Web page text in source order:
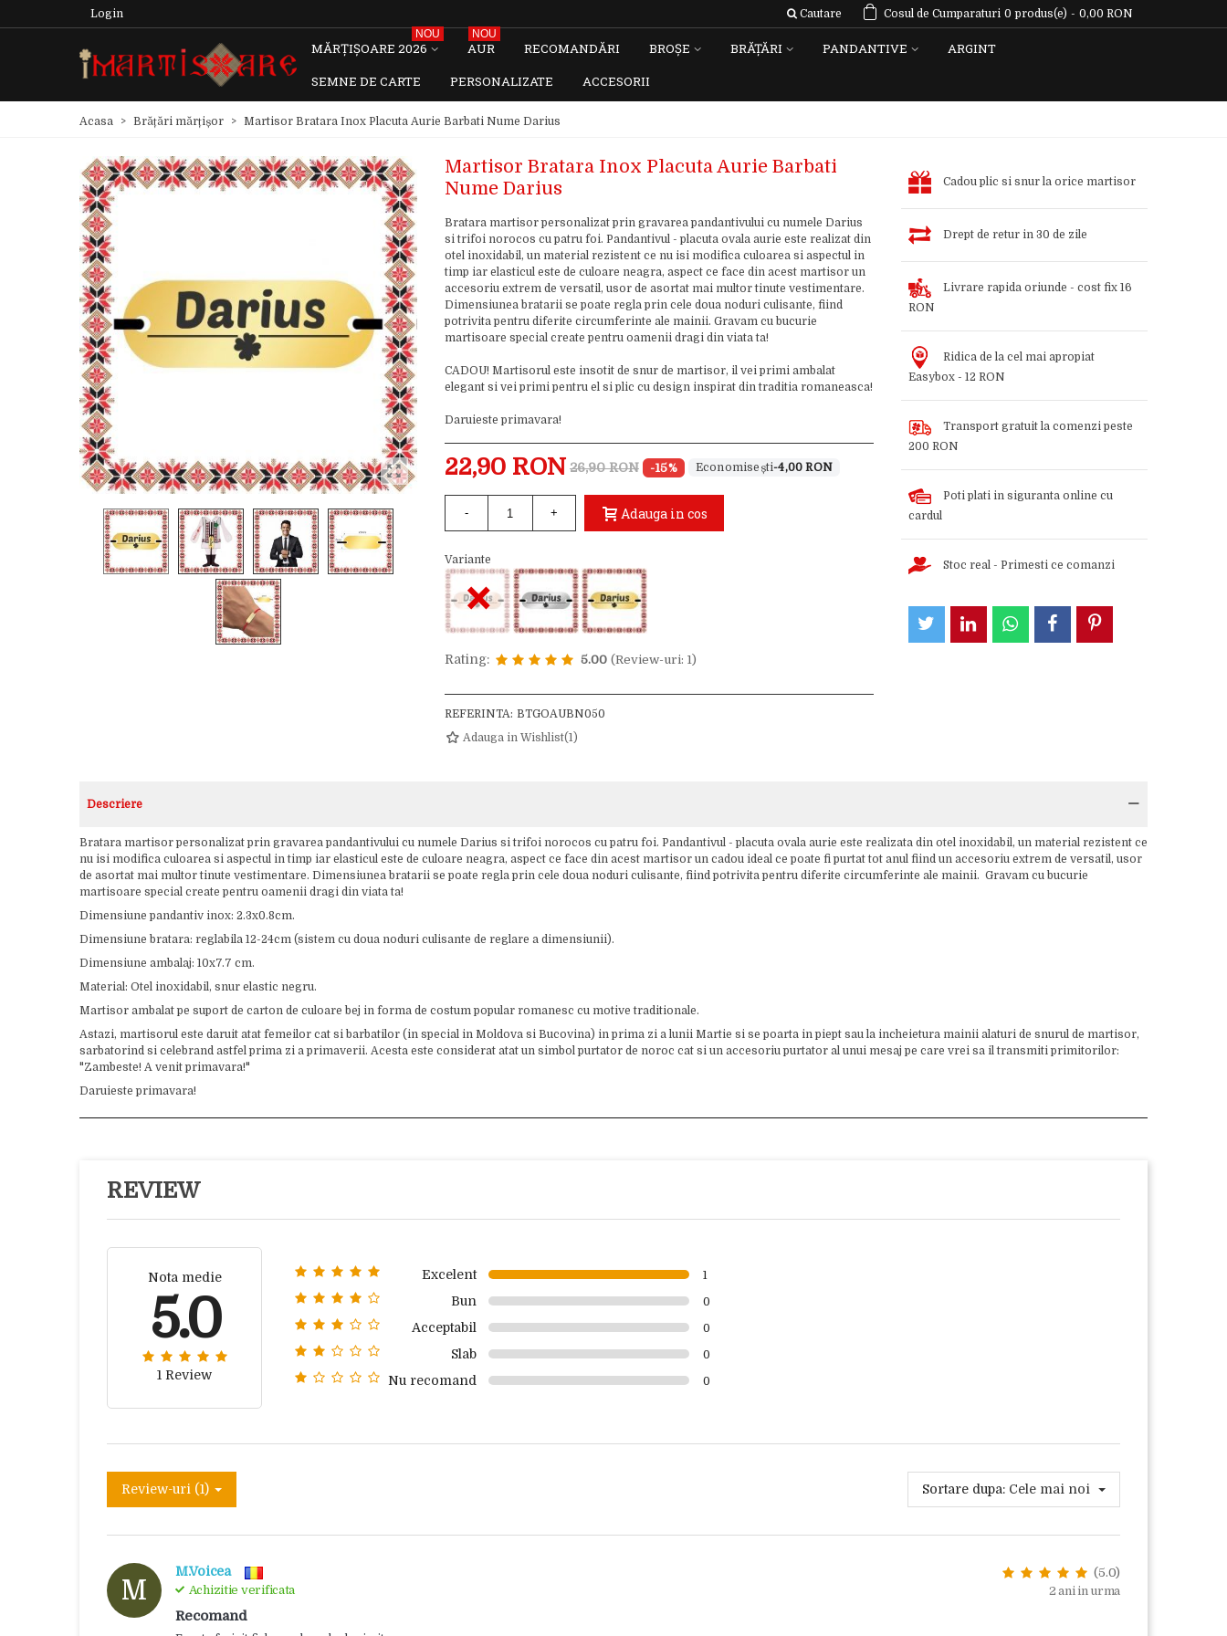
Login Cautare Cosul de Cumparaturi 0 produs(e) - 0,00 RON
MĂRȚIȘOARE 2026
NOU
AUR
NOU
RECOMANDĂRI BROȘE BRĂȚĂRI PANDANTIVE
ARGINT
SEMNE DE CARTE
PERSONALIZATE ACCESORII
Acasa > Brățări mărțișor > Martisor Bratara Inox Placuta Aurie Barbati Nume Darius
Martisor Bratara Inox Placuta Aurie Barbati
Nume Darius
Bratara martisor personalizat prin gravarea pandantivului cu numele Darius
si trifoi norocos cu patru foi. Pandantivul - placuta ovala aurie este realizat din
otel inoxidabil, un material rezistent ce nu isi modifica culoarea si aspectul in
timp iar elasticul este de culoare neagra, aspect ce face din acest martisor un
accesoriu extrem de versatil, usor de asortat mai multor tinute vestimentare.
Dimensiunea bratarii se poate regla prin cele doua noduri culisante, fiind
potrivita pentru diferite circumferinte ale mainii. Gravam cu bucurie
martisoare special create pentru oamenii dragi din viata ta!
CADOU! Martisorul este insotit de snur de martisor, il vei primi ambalat
elegant si vei primi pentru el si plic cu design inspirat din traditia romaneasca!
Daruieste primavara!
22,90 RON 26,90 RON -15% -4,00 RON
- + Adauga in cos
Variante
×
Rating: 5.00 (Review-uri: 1)
REFERINTA: BTGOAUBN050
Adauga in Wishlist(1)
Cadou plic si snur la orice martisor
Drept de retur in 30 de zile
Livrare rapida oriunde - cost fix 16
RON
Ridica de la cel mai apropiat
Easybox - 12 RON
Transport gratuit la comenzi peste
200 RON
Poti plati in siguranta online cu
cardul
Stoc real - Primesti ce comanzi
Descriere
Bratara martisor personalizat prin gravarea pandantivului cu numele Darius si trifoi norocos cu patru foi. Pandantivul - placuta ovala aurie este realizata din otel inoxidabil, un material rezistent ce
nu isi modifica culoarea si aspectul in timp iar elasticul este de culoare neagra, aspect ce face din acest martisor un cadou ideal ce poate fi purtat tot anul fiind un accesoriu extrem de versatil, usor
de asortat mai multor tinute vestimentare. Dimensiunea bratarii se poate regla prin cele doua noduri culisante, fiind potrivita pentru diferite circumferinte ale mainii. Gravam cu bucurie
martisoare special create pentru oamenii dragi din viata ta!
Dimensiune pandantiv inox: 2.3x0.8cm.
Dimensiune bratara: reglabila 12-24cm (sistem cu doua noduri culisante de reglare a dimensiunii).
Dimensiune ambalaj: 10x7.7 cm.
Material: Otel inoxidabil, snur elastic negru.
Martisor ambalat pe suport de carton de culoare bej in forma de costum popular romanesc cu motive traditionale.
Astazi, martisorul este daruit atat femeilor cat si barbatilor (in special in Moldova si Bucovina) in prima zi a lunii Martie si se poarta in piept sau la incheietura mainii alaturi de snurul de martisor,
sarbatorind si celebrand astfel prima zi a primaverii. Acesta este considerat atat un simbol purtator de noroc cat si un accesoriu purtator al unui mesaj pe care vrei sa il transmiti primitorilor:
"Zambeste! A venit primavara!"
Daruieste primavara!
REVIEW
Nota medie
5.0
1 Review
Excelent 1
Bun 0
Acceptabil 0
Slab 0
Nu recomand 0
Review-uri (1) Sortare dupa: Cele mai noi
M
M.Voicea
Achizitie verificata
(5.0)
2 ani in urma
Recomand